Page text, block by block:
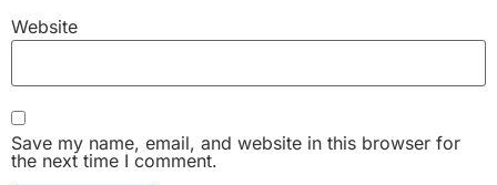
Website
Save my name, email, and website in this browser for
the next time I comment.